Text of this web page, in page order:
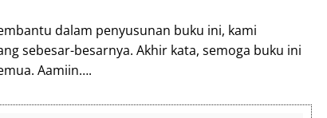
dalam penyusunan buku ini, kami
sebesar-besarnya. Akhir kata, semoga buku ini
Aamiin….